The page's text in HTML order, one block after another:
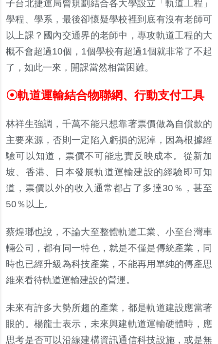
子台北捷運局曾規劃結合各大學設立「軌道工程」
學程、學系，最後卻懷疑學校裡到底有沒有老師可
以上課？國內交通界的老師中，專攻軌道工程的大
概不會超過10個， 1個學校有超過1個就非常了不起
了，如此一來，開課當然相當困難。
☉軌道運輸結合物聯網、行動支付工具
林祥生強調，千萬不能只想靠著票價做為自償款的
主要來源，否則一定陷入虧損的泥淖，因為根據經
驗可以知道，票價不可能忠實反映成本。從新加
坡、香港、日本發展軌道運輸建設的經驗即可知
道，票價以外的收入通常都占了多達30 ％，甚至
50％以上。
蔡煌瑯也說，不論大至整體軌道工業、小至台灣車
輛公司，都有同一特色，就是不僅是傳統產業，同
時也已經升級為科技產業，不能再用單純的傳產思
維來看待軌道運輸建設的營運。
未來有許多大勢所趨的產業，都是軌道建設應當著
眼的。楊龍士表示，未來興建軌道運輸硬體時，應
思考是否可以沿線建構資訊通信科技設施，或是無